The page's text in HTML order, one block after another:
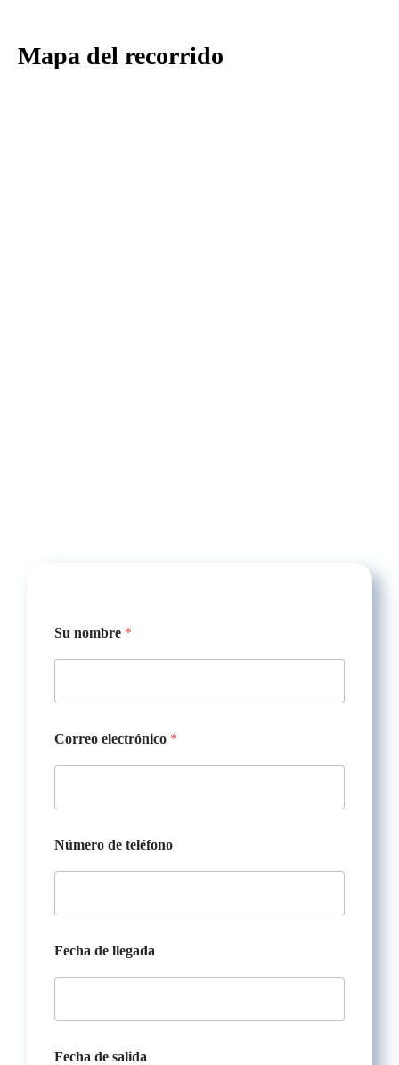
Mapa del recorrido
Su nombre *
Correo electrónico *
o
e
e
é
o
o
Número de teléfono
Fecha de llegada
Fecha de salida